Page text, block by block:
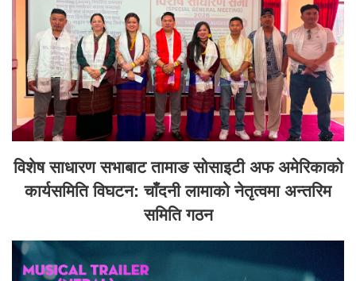
विशेष साधारण सभाबाट तामाङ सोसाइटी अफ अमेरिकाको
कार्यसमिति विघटन: चाँदनी लामाको नेतृत्वमा अन्तरिम
समिति गठन